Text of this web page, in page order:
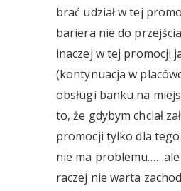
brać udział w tej
bariera nie do
inaczej w tej promocji
(kontynuacja w
obsługi banku na
to, że gdybym chciał
promocji tylko dla
nie ma problemu……ale
raczej nie warta